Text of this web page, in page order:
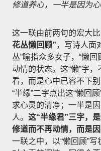
修道养心，一半是因为心
这一联由前两句的宏大
花丛懒回顾”，写诗人面
丛”喻指众多女子，“懒
动情的状态。这“懒”字
看，而是心中已容不下
“半缘”二字点出这“懒回
求心灵的清净；一半是
人。 这“半缘君”三字，
修道而不再动情，而是
一联之中，以“懒回顾”写